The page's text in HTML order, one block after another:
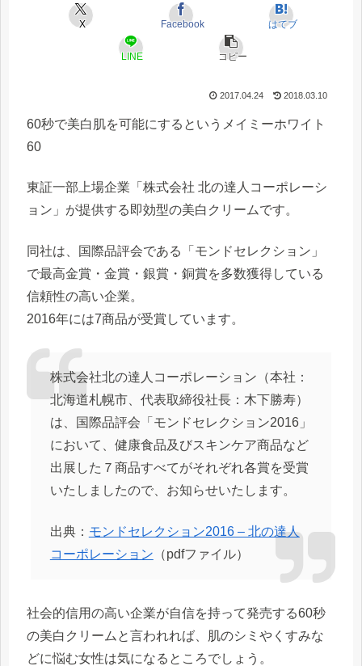
X Facebook はてブ
LINE コピー
2017.04.24 2018.03.10
60秒で美白肌を可能にするという メイミーホワイト
60
東証一部上場企業「株式会社 北の達人コーポレーシ
ョン」が提供する即効型の美白クリームです。
同社は、国際品評会である「モンドセレクション」
で最高金賞・金賞・銀賞・銅賞を多数獲得している
信頼性の高い企業。
2016年には7商品が受賞しています。
株式会社北の達人コーポレーション（本社：
北海道札幌市、代表取締役社長：木下勝寿）
は、国際品評会「モンドセレクション2016」
において、健康食品及びスキンケア商品など
出展した７商品すべてがそれぞれ各賞を受賞
いたしましたので、お知らせいたします。
出典： モンドセレクション2016 – 北の達人
コーポレーション （pdfファイル）
社会的信用の高い企業が自信を持って発売する60秒
の美白クリームと言われれば、
肌のシミやくすみな
どに悩む女性は気になるところでしょう。